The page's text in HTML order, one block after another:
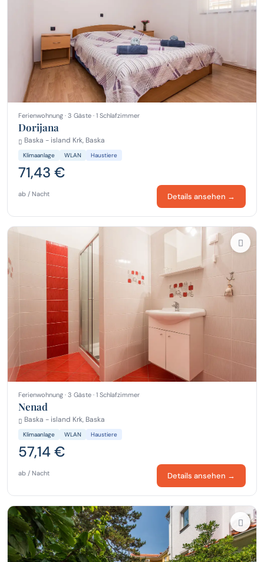
Ferienwohnung · 3 Gäste · 1 Schlafzimmer
Dorijana
Baska - island Krk, Baska
Klimaanlage WLAN Haustiere
71,43 €
ab / Nacht Details ansehen →
Ferienwohnung · 3 Gäste · 1 Schlafzimmer
Nenad
Baska - island Krk, Baska
Klimaanlage WLAN Haustiere
57,14 €
ab / Nacht Details ansehen →